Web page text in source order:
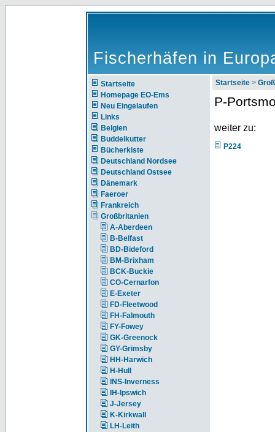
Fischerhäfen in
Startseite
Homepage EO-Ems
Neu Eingelaufen
Links
Belgien
Buddelkutter
Bücherkiste
Deutschland Nordsee
Deutschland Ostsee
Dänemark
Faeroer
Frankreich
Großbritanien
A-Aberdeen
B-Belfast
BD-Bideford
BM-Brixham
BCK-Buckie
CO-Cernarfon
E-Exeter
FD-Fleetwood
FH-Falmouth
FY-Fowey
GK-Greenock
GY-Grimsby
HH-Harwich
H-Hull
INS-Inverness
IH-Ipswich
J-Jersey
K-Kirkwall
LH-Leith
Startseite >
P-
weiter zu:
P224